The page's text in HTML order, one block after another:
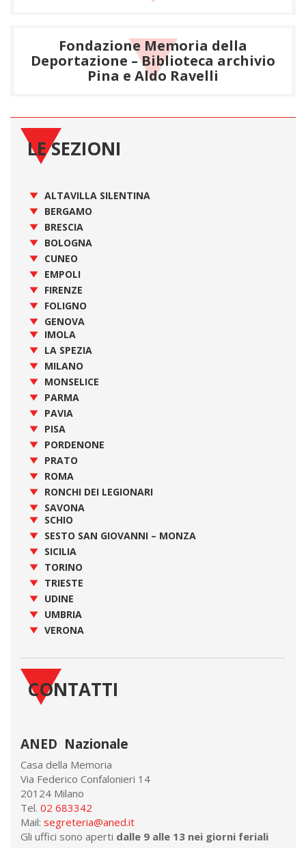
Fondazione Memoria della
Deportazione – Biblioteca archivio
Pina e Aldo Ravelli
LE SEZIONI
ALTAVILLA SILENTINA
BERGAMO
BRESCIA
BOLOGNA
CUNEO
EMPOLI
FIRENZE
FOLIGNO
GENOVA
IMOLA
LA SPEZIA
MILANO
MONSELICE
PARMA
PAVIA
PISA
PORDENONE
PRATO
ROMA
RONCHI DEI LEGIONARI
SAVONA
SCHIO
SESTO SAN GIOVANNI – MONZA
SICILIA
TORINO
TRIESTE
UDINE
UMBRIA
VERONA
CONTATTI
ANED Nazionale
Casa della Memoria
Via Federico Confalonieri 14
20124 Milano
Tel. 02 683342
Mail: segreteria@aned.it
Gli uffici sono aperti dalle 9 alle 13 nei giorni feriali